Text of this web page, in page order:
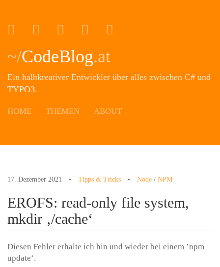
Portfolio
TwitterXing Instagram
~/CodeBlog.at
Ein halbkreativer Entwickler über alles zwischen C# und
TYPO3.
HOME THEMEN ABOUT
17. Dezember 2021 • Tipps & Tricks • Node / NPM
EROFS: read-only file system,
mkdir ‚/cache‘
Diesen Fehler erhalte ich hin und wieder bei einem ’npm
update‘.